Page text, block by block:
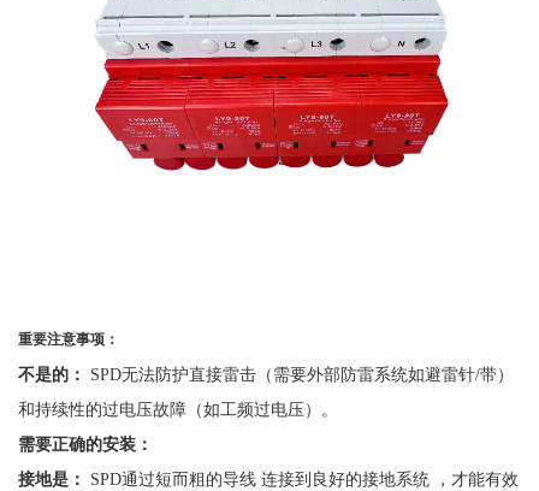
重要注意事项：
不是的：
SPD无法防护直接雷击（需要外部防雷系统如避雷针/带）
和持续性的过电压故障（如工频过电压）。
需要正确的安装：
接地是：
SPD通过短而粗的导线 连接到良好的接地系统 ，才能有效